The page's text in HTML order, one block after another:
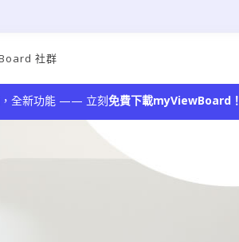
社群
，全新功能 —— 立刻免費下載myViewBoard！